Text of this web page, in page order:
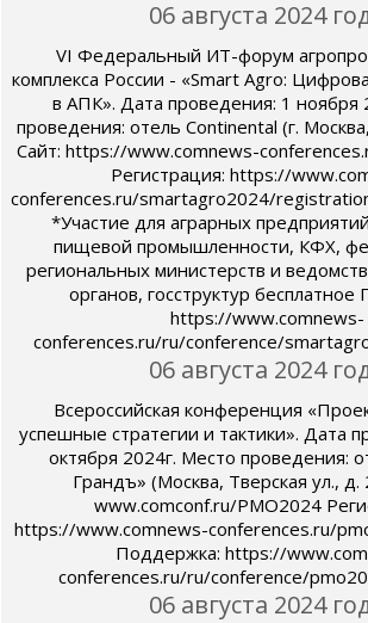
06 августа 2024
VI Федеральный ИТ-форум
комплекса России - «Smart Agro:
в АПК». Дата проведения: 1 ноября
проведения: отель Continental (г.
Сайт: https://www.comnews-
Регистрация: https://
conferences.ru/smartagro2024/
*Участие для аграрных
пищевой промышленности, КФХ,
региональных министерств и
органов, госструктур
https://www.comnews-
conferences.ru/ru/conference/
06 августа 2024
Всероссийская конференция
успешные стратегии и тактики». Дата
октября 2024г. Место проведения:
Грандъ» (Москва, Тверская ул., д.
www.comconf.ru/PMO2024
https://www.comnews-conferences.ru/
Поддержка: https://
conferences.ru/ru/conference/
06 августа 2024